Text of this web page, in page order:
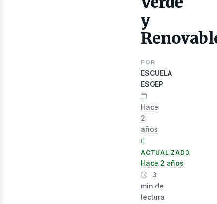
y
POR
ESCUELA
ESGEP
Hace
2
años
ACTUALIZADO
Hace 2 años
3
min de
lectura